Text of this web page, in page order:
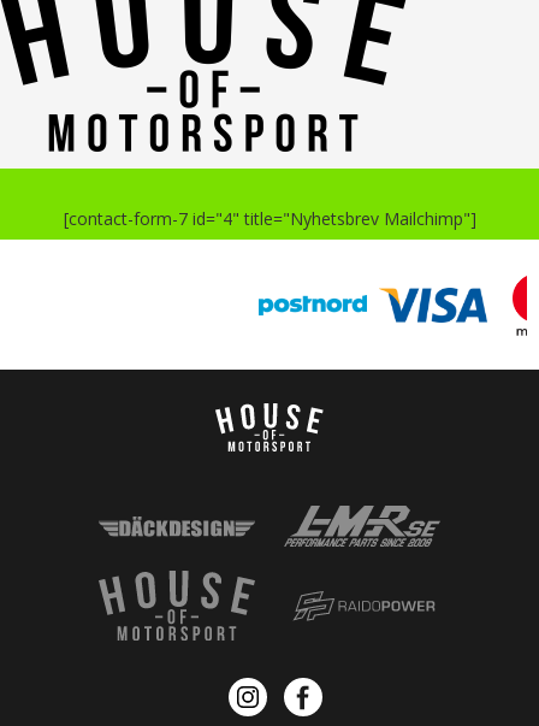
[contact-form-7 id="4" title="Nyhetsbrev Mailchimp"]